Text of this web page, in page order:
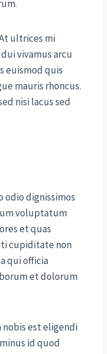
ultrices mi
vivamus arcu
euismod quis
mauris rhoncus.
nisi lacus sed
odio dignissimos
voluptatum
et quas
cupiditate non
qui officia
et dolorum
est eligendi
id quod